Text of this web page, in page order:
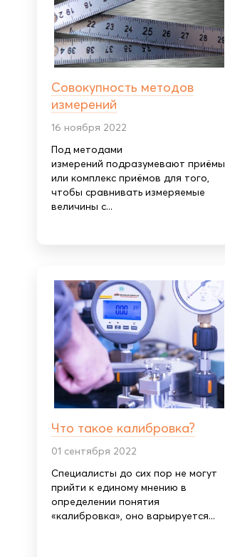
Совокупность методов
измерений
16 ноября 2022
Под методами
измерений подразумевают приёмы
или комплекс приёмов для того,
чтобы сравнивать измеряемые
величины с...
Что такое калибровка?
01 сентября 2022
Специалисты до сих пор не могут
прийти к единому мнению в
определении понятия
«калибровка», оно варьируется...